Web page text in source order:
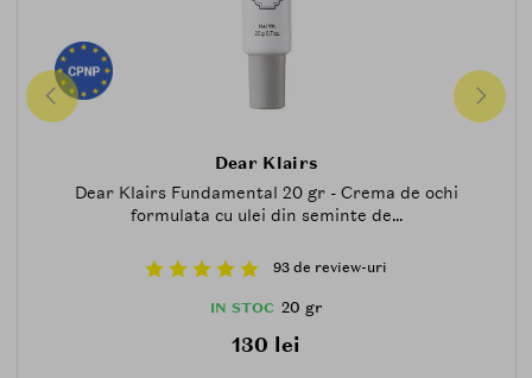
Dear Klairs
Dear Klairs Fundamental 20 gr - Crema de ochi
formulata cu ulei din seminte de...
93 de review-uri
IN STOC 20 gr
130 lei